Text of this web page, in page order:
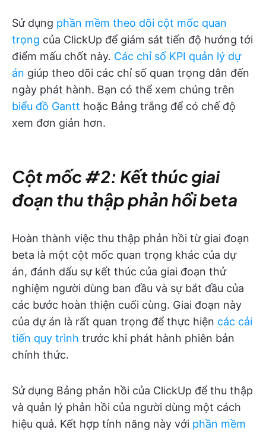
Sử dụng phần mềm theo dõi cột mốc quan
trọng của ClickUp để giám sát tiến độ hướng tới
điểm mấu chốt này. Các chỉ số KPI quản lý dự
án giúp theo dõi các chỉ số quan trọng dẫn đến
ngày phát hành. Bạn có thể xem chúng trên
biểu đồ Gantt hoặc Bảng trắng để có chế độ
xem đơn giản hơn.
Cột mốc #2: Kết thúc giai
đoạn thu thập phản hồi beta
Hoàn thành việc thu thập phản hồi từ giai đoạn
beta là một cột mốc quan trọng khác của dự
án, đánh dấu sự kết thúc của giai đoạn thử
nghiệm người dùng ban đầu và sự bắt đầu của
các bước hoàn thiện cuối cùng. Giai đoạn này
của dự án là rất quan trọng để thực hiện các cải
tiến quy trình trước khi phát hành phiên bản
chính thức.
Sử dụng Bảng phản hồi của ClickUp để thu thập
và quản lý phản hồi của người dùng một cách
hiệu quả. Kết hợp tính năng này với phần mềm